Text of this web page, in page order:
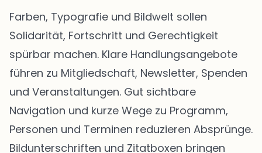
Farben, Typografie und Bildwelt sollen
Solidarität, Fortschritt und Gerechtigkeit
spürbar machen. Klare Handlungsangebote
führen zu Mitgliedschaft, Newsletter, Spenden
und Veranstaltungen. Gut sichtbare
Navigation und kurze Wege zu Programm,
Personen und Terminen reduzieren Absprünge.
Bildunterschriften und Zitatboxen bringen